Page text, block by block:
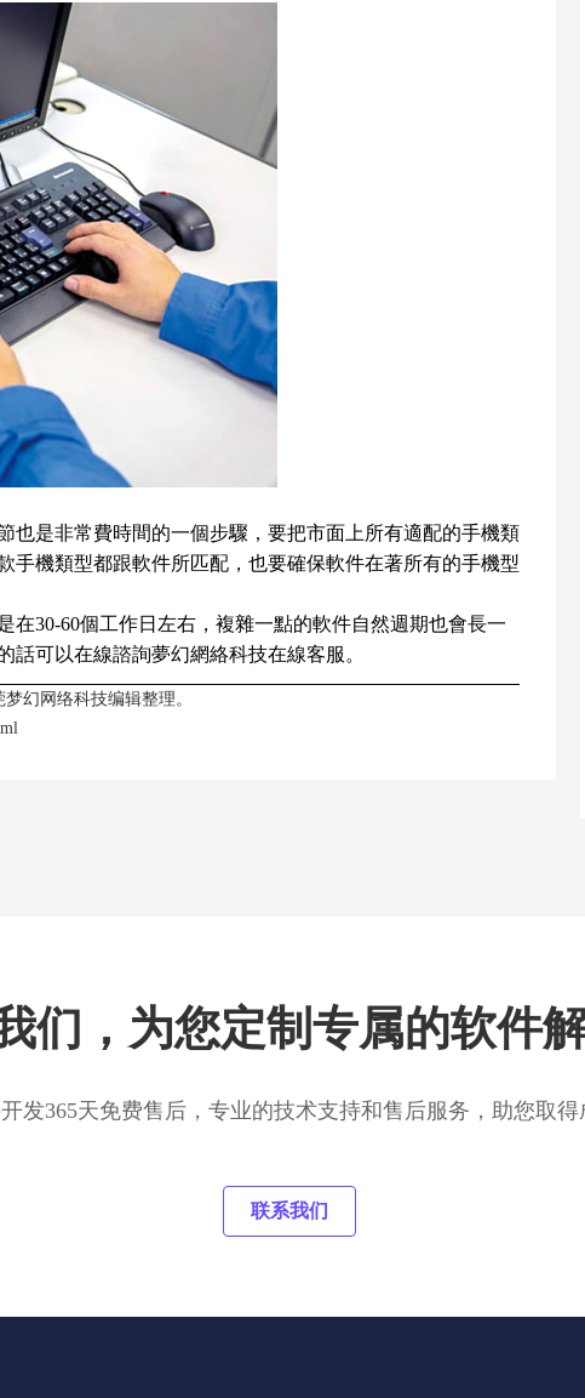
也是非常費時間的一個步驟，要把市面上所有適配的手機類
手機類型都跟軟件所匹配，也要確保軟件在著所有的手機型
30-60個工作日左右，複雜一點的軟件自然週期也會長一
可以在線諮詢夢幻網絡科技在線客服。
梦幻网络科技编辑整理。
们，为您定制专属的软件解
发365天免费售后，专业的技术支持和售后服务，助您取得
联系我们